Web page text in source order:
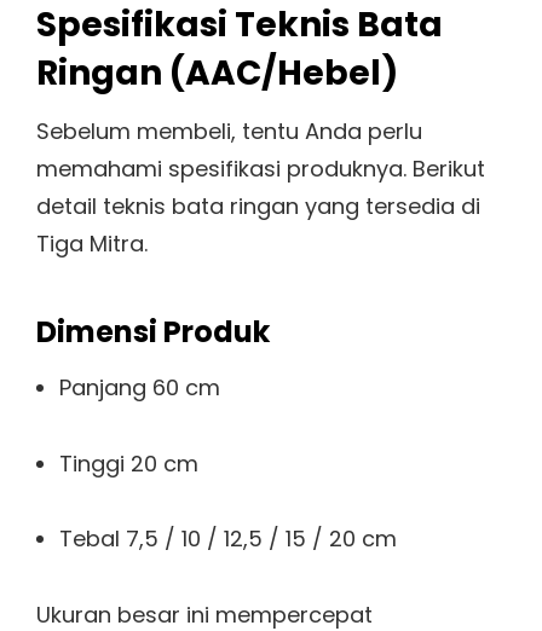
Spesifikasi Teknis Bata
Ringan (AAC/Hebel)
Sebelum membeli, tentu Anda perlu
memahami spesifikasi produknya. Berikut
detail teknis bata ringan yang tersedia di
Tiga Mitra.
Dimensi Produk
Panjang 60 cm
Tinggi 20 cm
Tebal 7,5 / 10 / 12,5 / 15 / 20 cm
Ukuran besar ini mempercepat